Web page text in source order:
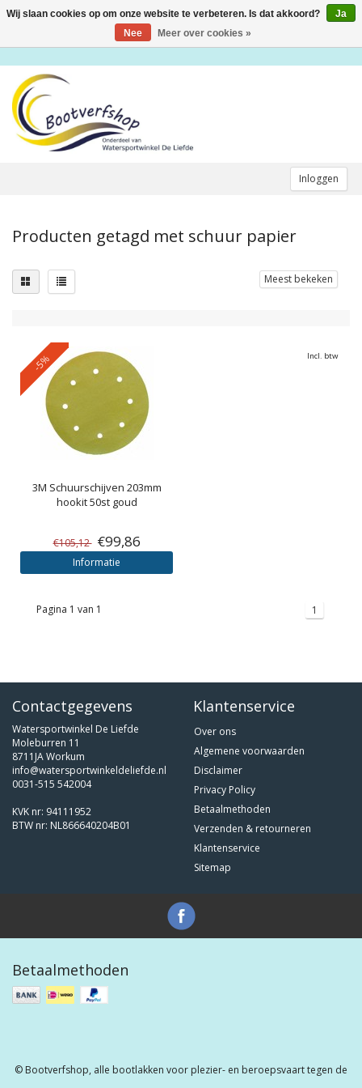
Inloggen
Toggle
Producten getagd met schuur papier
Meest bekeken
-5%
3M Schuurschijven 203mm
hookit 50st goud
€105,12 €99,86
Informatie
Incl. btw
Pagina 1 van 1 1
Contactgegevens
Watersportwinkel De Liefde
Moleburren 11
8711JA Workum
info@watersportwinkeldeliefde.nl
0031-515 542004
KVK nr: 94111952
BTW nr: NL866640204B01
Klantenservice
Over ons
Algemene voorwaarden
Disclaimer
Privacy Policy
Betaalmethoden
Verzenden & retourneren
Klantenservice
Sitemap
Betaalmethoden
© Bootverfshop, alle bootlakken voor plezier- en beroepsvaart tegen de
Wij slaan cookies op om onze website te verbeteren. Is dat akkoord?
Ja
Nee
Meer over cookies »